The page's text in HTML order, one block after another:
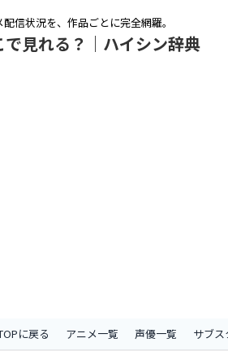
信状況を、作品ごとに完全網羅。
で見れる？｜ハイシン辞典
に戻る アニメ一覧 声優一覧 サブ